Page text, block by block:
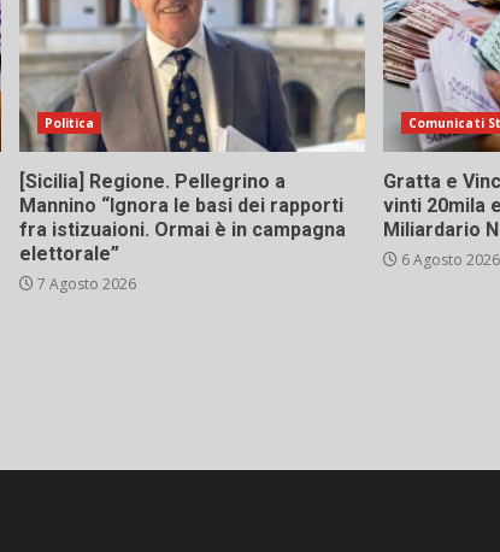
Politica
[Sicilia] Regione. Pellegrino a
Mannino “Ignora le basi dei rapporti
fra istizuaioni. Ormai è in campagna
elettorale”
7 Agosto 2026
Comunicati
Gratta e
vinti 20mila
Miliardario
6 Agosto 2026